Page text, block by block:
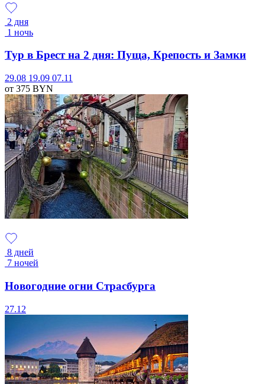
2 дня
1 ночь
Тур в Брест на 2 дня: Пуща, Крепость и Замки
29.08 19.09 07.11
от 375 BYN
8 дней
7 ночей
Новогодние огни Страсбурга
27.12